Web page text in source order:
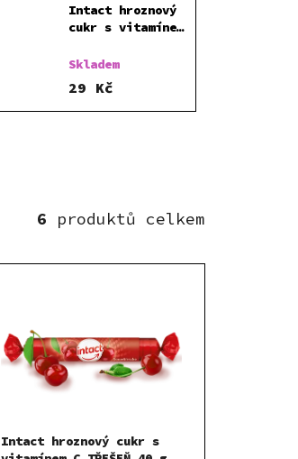
Intact hroznový
cukr s vitamínem
Skladem
29 Kč
6
Intact hroznový cukr s